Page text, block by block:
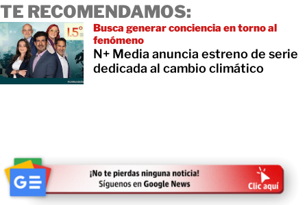
TE RECOMENDAMOS:
Busca generar conciencia en torno al
fenómeno
N+ Media anuncia estreno de serie
dedicada al cambio climático